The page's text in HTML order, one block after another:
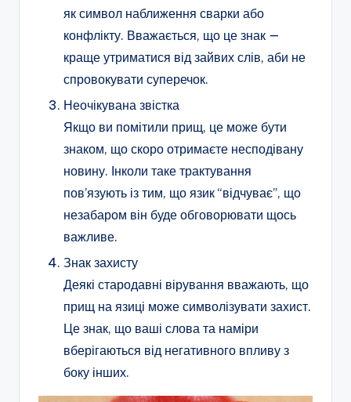
як символ наближення сварки або
конфлікту. Вважається, що це знак —
краще утриматися від зайвих слів, аби не
спровокувати суперечок.
Неочікувана звістка
Якщо ви помітили прищ, це може бути
знаком, що скоро отримаєте несподівану
новину. Інколи таке трактування
пов’язують із тим, що язик “відчуває”, що
незабаром він буде обговорювати щось
важливе.
Знак захисту
Деякі стародавні вірування вважають, що
прищ на язиці може символізувати захист.
Це знак, що ваші слова та наміри
вберігаються від негативного впливу з
боку інших.